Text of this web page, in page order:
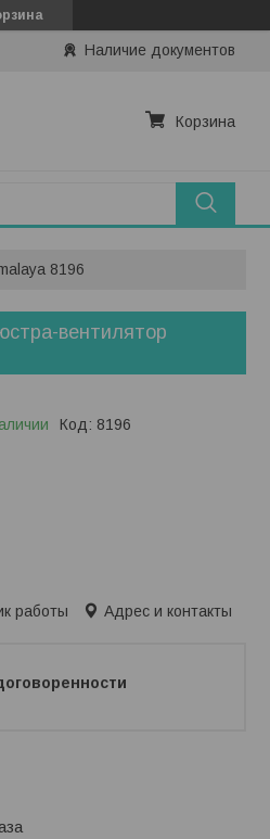
Наличие документов
Корзина
8196
вентилятор
Код: 8196
работы Адрес и контакты